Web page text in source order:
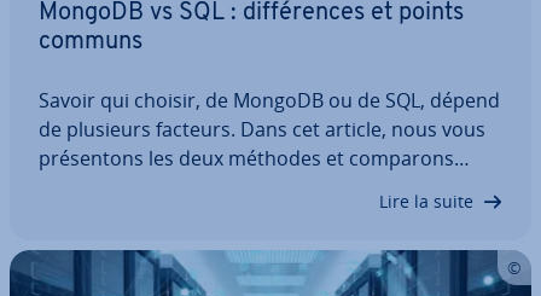
MongoDB vs SQL : dif­fé­rences et points
communs
Savoir qui choisir, de MongoDB ou de SQL, dépend
de plusieurs facteurs. Dans cet article, nous vous
pré­sen­tons les deux méthodes et comparons
aussi ce que sig­ni­fient SQL et NoSQL, et quels sont
leurs avantages et in­con­vé­nients.…
Lire la suite